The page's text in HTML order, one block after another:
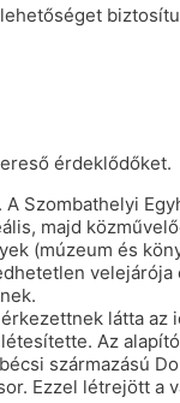
érdeklődőket.
majd
(múzeum és
látta
Az
származású
Ezzel létrejött